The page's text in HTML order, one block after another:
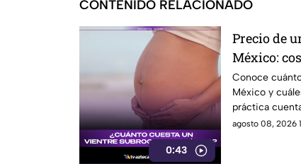
CONTENIDO RELACIONADO
0:43
Precio de
México:
la
Conoce
México y
práctica
agosto 08, 2026